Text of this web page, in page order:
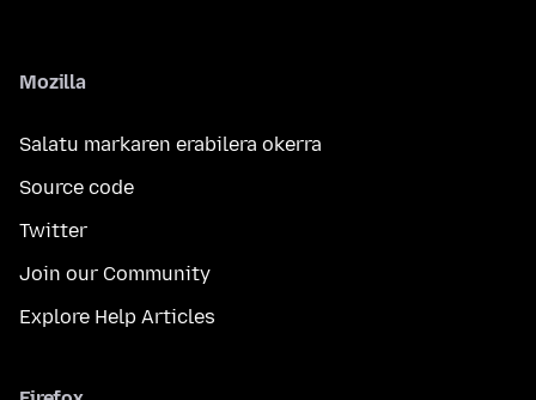
Mozilla
Salatu markaren erabilera okerra
Source code
Twitter
Join our Community
Explore Help Articles